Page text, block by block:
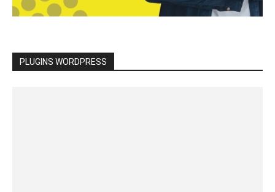
PLUGINS WORDPRESS